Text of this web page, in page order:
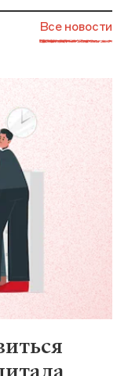
Все новости